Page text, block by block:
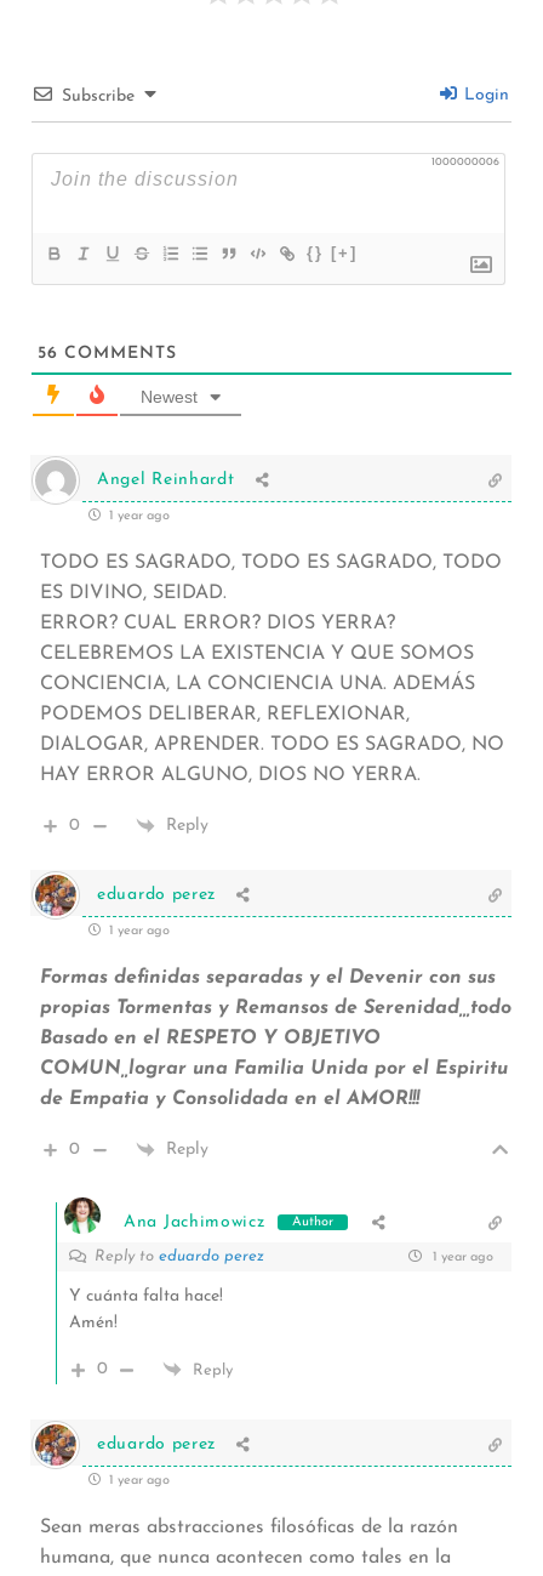
Subscribe Login
1000000006
{} [+]
56 COMMENTS
Newest
Angel Reinhardt
1 year ago
TODO ES SAGRADO, TODO ES SAGRADO, TODO
ES DIVINO, SEIDAD.
ERROR? CUAL ERROR? DIOS YERRA?
CELEBREMOS LA EXISTENCIA Y QUE SOMOS
CONCIENCIA, LA CONCIENCIA UNA. ADEMÁS
PODEMOS DELIBERAR, REFLEXIONAR,
DIALOGAR, APRENDER. TODO ES SAGRADO, NO
HAY ERROR ALGUNO, DIOS NO YERRA.
0 Reply
eduardo perez
1 year ago
Formas definidas separadas y el Devenir con sus
propias Tormentas y Remansos de Serenidad,,,todo
Basado en el RESPETO Y OBJETIVO
COMUN,,lograr una Familia Unida por el Espiritu
de Empatia y Consolidada en el AMOR!!!
0 Reply
Ana Jachimowicz Author
Reply to eduardo perez 1 year ago
Y cuánta falta hace!
Amén!
0 Reply
eduardo perez
1 year ago
Sean meras abstracciones filosóficas de la razón
humana, que nunca acontecen como tales en la